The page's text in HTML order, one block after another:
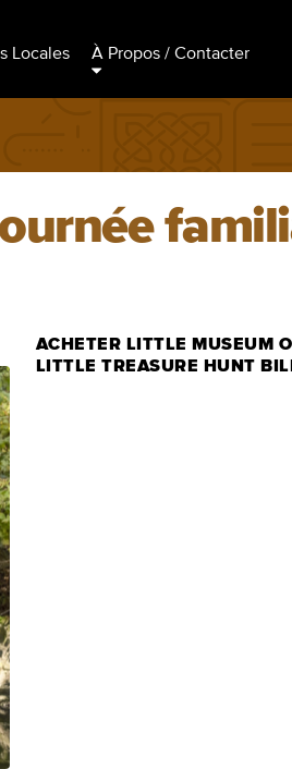
Locales À Propos / Contacter
ACHETER LITTLE MUSEUM
LITTLE TREASURE HUNT